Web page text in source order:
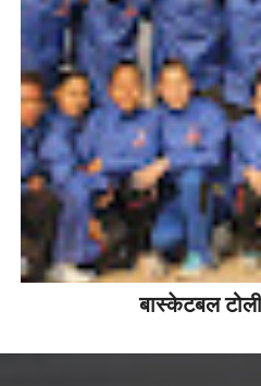
बास्केटबल